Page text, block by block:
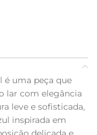
é uma peça que
lar com elegância
leve e sofisticada,
inspirada em